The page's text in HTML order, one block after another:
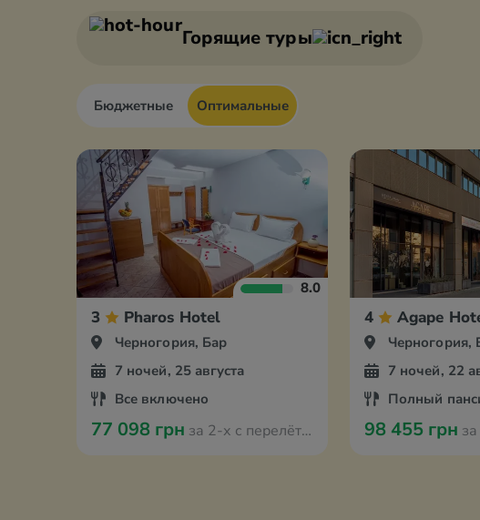
Горящие туры
Бюджетные Оптимальные
8.0
3 Pharos Hotel
Черногория, Бар
7 ночей, 25 августа
Все включено
77 098 грн за 2-х с перелётом из Варшавы
4 Agape
Черногория,
7 ночей, 22
Полный
98 455 грн за